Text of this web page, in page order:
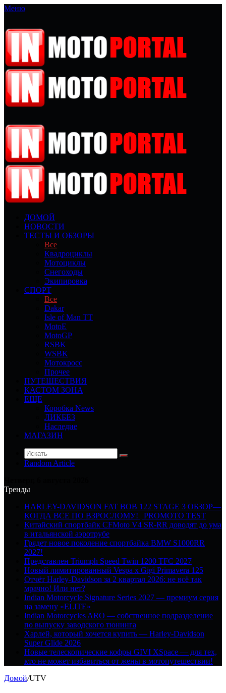
Меню
ДОМОЙ
НОВОСТИ
ТЕСТЫ И ОБЗОРЫ
Все
Квадроциклы
Мотоциклы
Снегоходы
Экипировка
СПОРТ
Все
Dakar
Isle of Man TT
MotoE
MotoGP
RSBK
WSBK
Мотокросс
Прочее
ПУТЕШЕСТВИЯ
КАСТОМ ЗОНА
ЕЩЕ
Коробка News
ЛИКБЕЗ
Наследие
МАГАЗИН
Random Article
Тренды
HARLEY-DAVIDSON FAT BOB 122 STAGE 3 ОБЗОР—
КОГДА ВСЕ ПО ВЗРОСЛОМУ! | PROMOTO TEST
Китайский спортбайк CFMoto V4 SR-RR доводят до ума
в итальянской аэротрубе
Грядет новое поколение спортбайка BMW S1000RR
2027!
Представлен Triumph Speed Twin 1200 TFC 2027
Новый лимитированный Vespa x Gigi Primavera 125
Отчёт Harley-Davidson за 2 квартал 2026: не всё так
мрачно! Или нет?
Indian Motorcycle Signature Series 2027 — премиум серия
на замену «ELITE»
Indian Motorcycles ARO — собственное подразделение
по выпуску заводского тюнинга
Харлей, который хочется купить — Harley-Davidson
Super Glide 2026
Новые телескопические кофры GIVI XSpace — для тех,
кто не может избавиться от жены в мотопутешествии!
Домой/UTV